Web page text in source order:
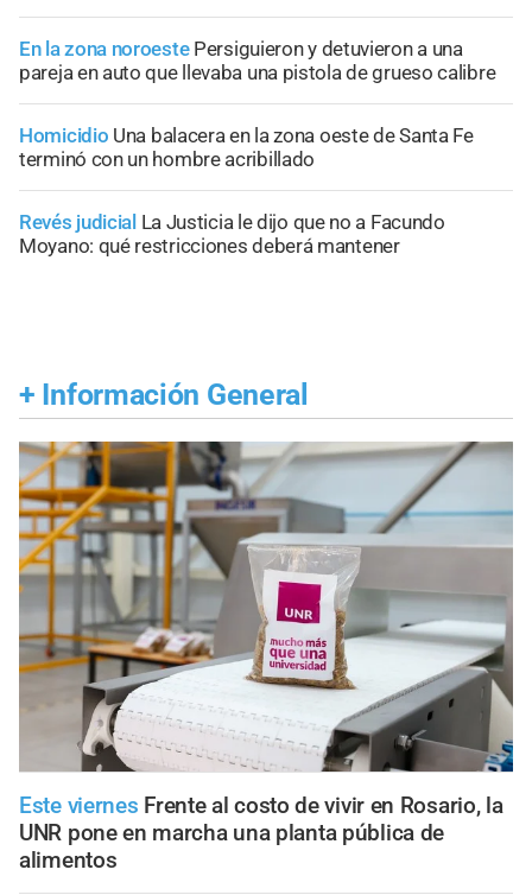
En la zona noroeste Persiguieron y detuvieron a una
pareja en auto que llevaba una pistola de grueso calibre
Homicidio Una balacera en la zona oeste de Santa Fe
terminó con un hombre acribillado
Revés judicial La Justicia le dijo que no a Facundo
Moyano: qué restricciones deberá mantener
+ Información General
Este viernes Frente al costo de vivir en Rosario, la
UNR pone en marcha una planta pública de
alimentos